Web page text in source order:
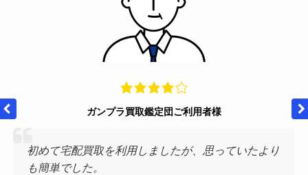
ガンプラ買取鑑定団ご利用者様
初めて宅配買取を利用しましたが、思っていたより
も簡単でした。